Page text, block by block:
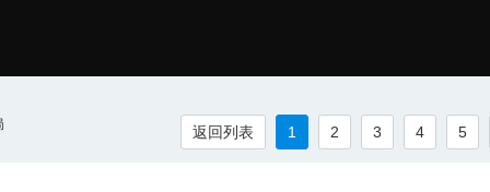
1 2 3 4 5
返回列表